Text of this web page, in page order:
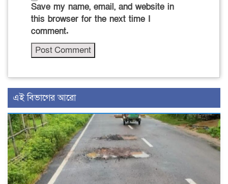
Save my name, email, and website in
this browser for the next time I
comment.
এই বিভাগের আরো